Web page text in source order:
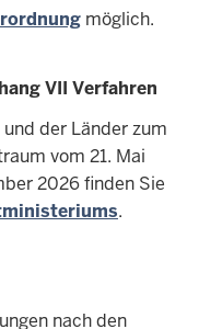
möglich.
VII Verfahren
der Länder zum
vom 21. Mai
2026 finden Sie
.
nach den